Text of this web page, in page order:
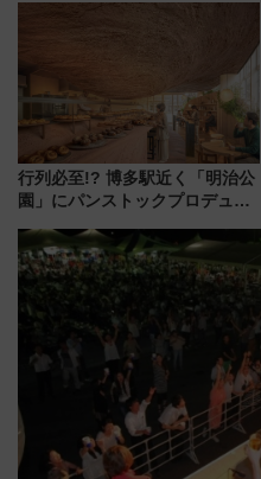
行列必至!? 博多駅近く「明治公
園」にパンストックプロデュー
オープン 秋からはビストロ営業
も！